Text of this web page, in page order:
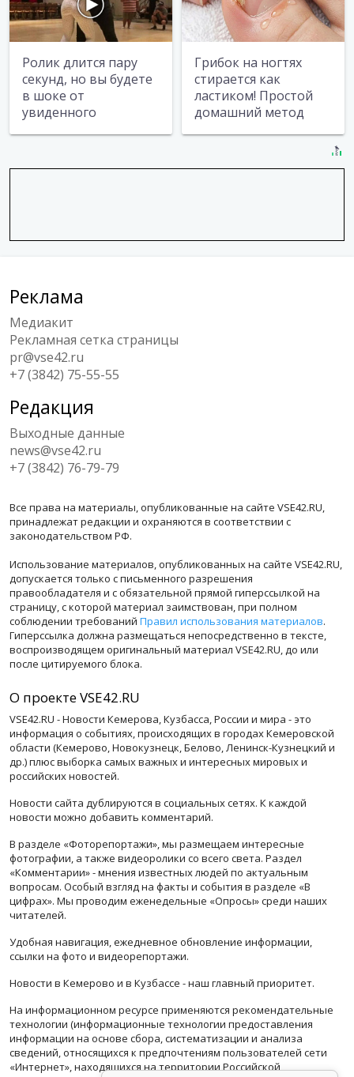
Ролик длится пару
секунд, но вы будете
в шоке от
увиденного
Грибок на ногтях
стирается как
ластиком! Простой
домашний метод
Реклама
Медиакит
Рекламная сетка страницы
pr@vse42.ru
+7 (3842) 75-55-55
Редакция
Выходные данные
news@vse42.ru
+7 (3842) 76-79-79
Все права на материалы, опубликованные на сайте VSE42.RU,
принадлежат редакции и охраняются в соответствии с
законодательством РФ.
Использование материалов, опубликованных на сайте VSE42.RU,
допускается только с письменного разрешения
правообладателя и с обязательной прямой гиперссылкой на
страницу, с которой материал заимствован, при полном
соблюдении требований Правил использования материалов.
Гиперссылка должна размещаться непосредственно в тексте,
воспроизводящем оригинальный материал VSE42.RU, до или
после цитируемого блока.
О проекте VSE42.RU
VSE42.RU - Новости Кемерова, Кузбасса, России и мира - это
информация о событиях, происходящих в городах Кемеровской
области (Кемерово, Новокузнецк, Белово, Ленинск-Кузнецкий и
др.) плюс выборка самых важных и интересных мировых и
российских новостей.
Новости сайта дублируются в социальных сетях. К каждой
новости можно добавить комментарий.
В разделе «Фоторепортажи», мы размещаем интересные
фотографии, а также видеоролики со всего света. Раздел
«Комментарии» - мнения известных людей по актуальным
вопросам. Особый взгляд на факты и события в разделе «В
цифрах». Мы проводим еженедельные «Опросы» среди наших
читателей.
Удобная навигация, ежедневное обновление информации,
ссылки на фото и видеорепортажи.
Новости в Кемерово и в Кузбассе - наш главный приоритет.
На информационном ресурсе применяются рекомендательные
технологии (информационные технологии предоставления
информации на основе сбора, систематизации и анализа
сведений, относящихся к предпочтениям пользователей сети
«Интернет», находящихся на территории Российской